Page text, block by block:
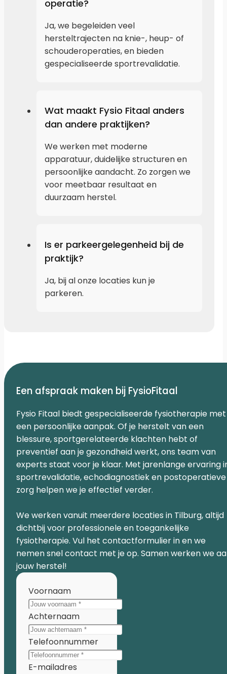
operatie?
Ja, we begeleiden veel
hersteltrajecten na knie-, heup- of
schouderoperaties, en bieden
gespecialiseerde sportrevalidatie.
Wat maakt Fysio Fitaal anders
dan andere praktijken?
We werken met moderne
apparatuur, duidelijke structuren en
persoonlijke aandacht. Zo zorgen we
voor meetbaar resultaat en
duurzaam herstel.
Is er parkeergelegenheid bij de
praktijk?
Ja, bij al onze locaties kun je
parkeren.
Een afspraak maken bij FysioFitaal
Fysio Fitaal biedt gespecialiseerde fysiotherapie met
een persoonlijke aanpak. Of je herstelt van een
blessure, sportgerelateerde klachten hebt of
preventief aan je gezondheid werkt, ons team van
experts staat voor je klaar. Met jarenlange ervaring
sportrevalidatie, echodiagnostiek en postoperatieve
zorg helpen we je effectief verder.
We werken vanuit meerdere locaties in Tilburg, altijd
dichtbij voor professionele en toegankelijke
fysiotherapie. Vul het contactformulier in en we
nemen snel contact met je op. Samen werken we
jouw herstel!
Voornaam
Achternaam
Telefoonnummer
E-mailadres